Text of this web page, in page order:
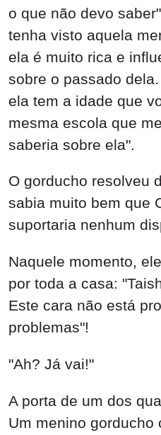
o que não devo
tenha visto aquela
ela é muito rica e
sobre o passado
ela tem a idade que
mesma escola que
saberia sobre ela".
O gorducho resolveu
sabia muito bem que
suportaria nenhum
Naquele momento,
por toda a casa:
Este cara não está
problemas"!
"Ah? Já vai!"
A porta de um dos
Um menino gorducho